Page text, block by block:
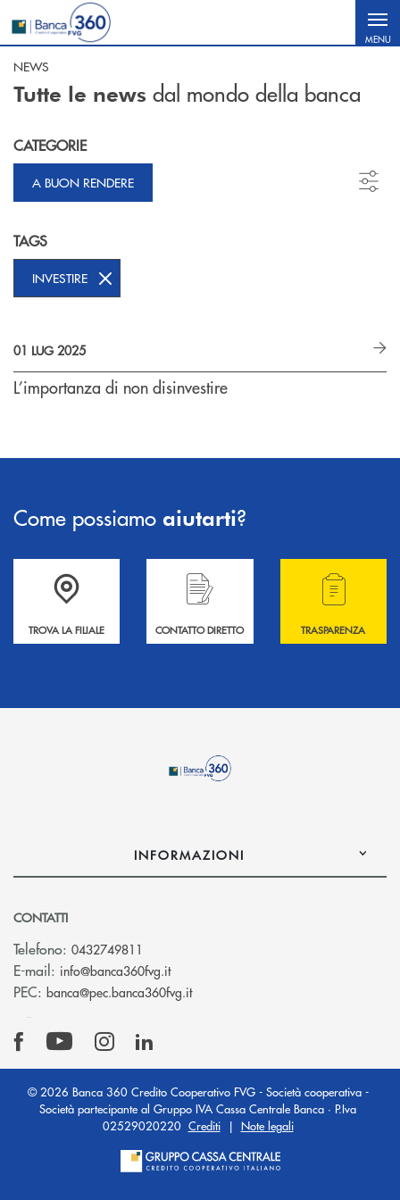
Salta al contenuto principale
MENU
NEWS
Tutte le news dal mondo della banca
CATEGORIE
A BUON RENDERE
TAGS
INVESTIRE
01 LUG 2025
L’importanza di non disinvestire
Come possiamo aiutarti?
Accedi all' elenco completo delle filiali .
TROVA LA FILIALE
Hai bisogno di informazioni? Contattaci !
CONTATTO DIRETTO
Hai bisogno di
TRASPARENZA
INFORMAZIONI
CONTATTI
Telefono: 0432749811
E-mail: info@banca360fvg.it(si apre l’app di posta elettronica)
PEC: banca@pec.banca360fvg.it(si apre l’app di posta elettronica)
© 2026 Banca 360 Credito Cooperativo FVG - Società cooperativa -
Società partecipante al Gruppo IVA Cassa Centrale Banca · P.Iva
02529020220 Crediti| Note legali